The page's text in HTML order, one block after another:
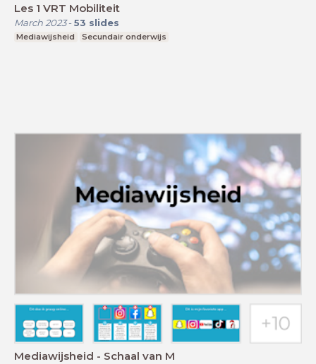
Les 1 VRT Mobiliteit
March 2023- 53 slides
Mediawijsheid Secundair onderwijs
Mediawijsheid - Schaal van M